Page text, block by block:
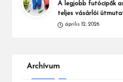
A legjobb futócipők
teljes vásárlói
április 12, 2026
Archívum